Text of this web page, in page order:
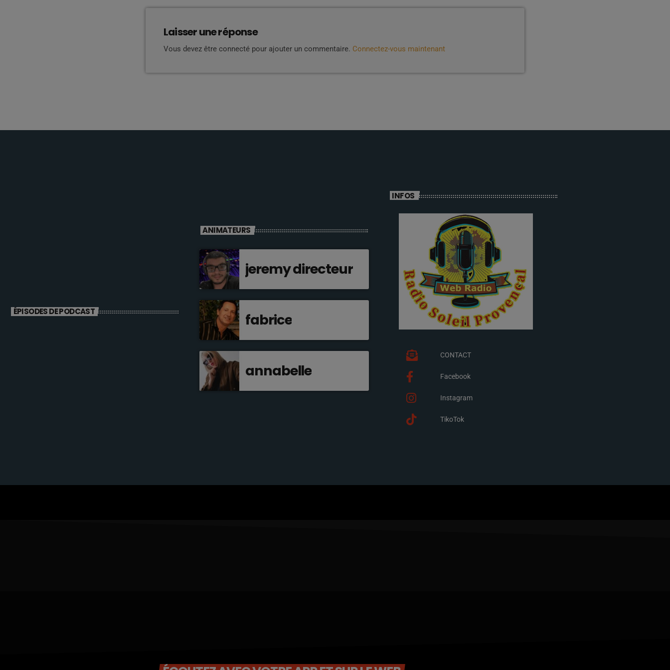
Laisser une réponse
Vous devez être connecté pour ajouter un commentaire. Connectez-vous maintenant
ÉPISODES DE PODCAST
ANIMATEURS
jeremy directeur
fabrice
annabelle
INFOS
CONTACT
Facebook
Instagram
TikoTok